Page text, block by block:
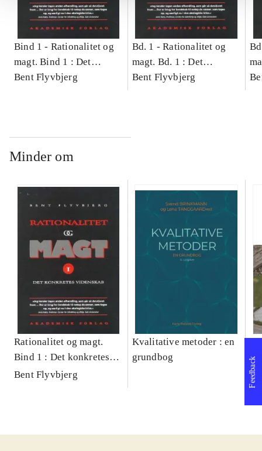
Bind 1 - Rationalitet og
magt. Bind 1 : Det
konkretes videnskab
Bent Flyvbjerg
Bd. 1 -Rationalitet og
magt. Bd. 1 : Det
konkretes videnskab
Bent Flyvbjerg
Minder om
Rationalitet og magt.
Bind 1 : Det konkretes
videnskab
Bent Flyvbjerg
Kvalitative metoder : en
grundbog
Feedback